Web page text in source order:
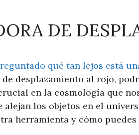
DE
qué tan lejos está
desplazamiento al rojo,
en la cosmología que
alejan los objetos en el
herramienta y cómo